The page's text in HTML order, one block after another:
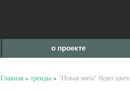
о проекте
Главная » тренды » "Новая мята" будет